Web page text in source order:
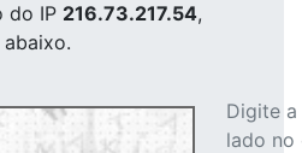
do IP 216.73.217.54,
Digite
lado no